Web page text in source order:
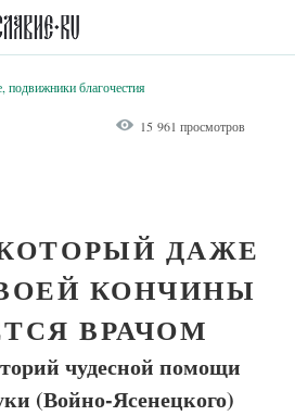
подвижники благочестия
15 961 просмотров
ДАЖЕ
КОНЧИНЫ
ВРАЧОМ
чудесной помощи
(Войно-Ясенецкого)